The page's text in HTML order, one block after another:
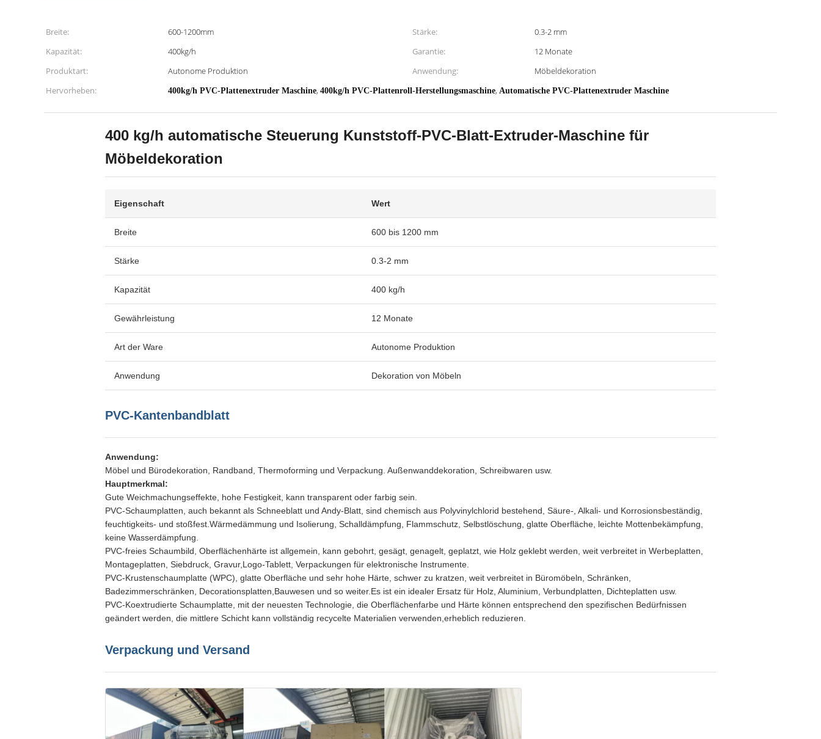
Breite: 600-1200mm Stärke:
0.3-2 mm
Kapazität:
400kg/h Garantie:
12 Monate
Produktart:
Autonome Produktion Anwendung:
Möbeldekoration
Hervorheben:
400kg/h PVC-Plattenextruder Maschine, 400kg/h PVC-Plattenroll-Herstellungsmaschine, Automatische PVC-Plattenextruder Maschine
400 kg/h automatische Steuerung Kunststoff-PVC-Blatt-Extruder-Maschine für
Möbeldekoration
Eigenschaft Wert
Breite 600 bis 1200 mm
Stärke 0.3-2 mm
Kapazität 400 kg/h
Gewährleistung 12 Monate
Art der Ware Autonome Produktion
Anwendung Dekoration von Möbeln
PVC-Kantenbandblatt
Anwendung:
Möbel und Bürodekoration, Randband, Thermoforming und Verpackung. Außenwanddekoration, Schreibwaren usw.
Hauptmerkmal:
Gute Weichmachungseffekte, hohe Festigkeit, kann transparent oder farbig sein.
PVC-Schaumplatten, auch bekannt als Schneeblatt und Andy-Blatt, sind chemisch aus Polyvinylchlorid bestehend, Säure-, Alkali- und Korrosionsbeständig,
feuchtigkeits- und stoßfest.Wärmedämmung und Isolierung, Schalldämpfung, Flammschutz, Selbstlöschung, glatte Oberfläche, leichte Mottenbekämpfung,
keine Wasserdämpfung.
PVC-freies Schaumbild, Oberflächenhärte ist allgemein, kann gebohrt, gesägt, genagelt, geplatzt, wie Holz geklebt werden, weit verbreitet in Werbeplatten,
Montageplatten, Siebdruck, Gravur,Logo-Tablett, Verpackungen für elektronische Instrumente.
PVC-Krustenschaumplatte (WPC), glatte Oberfläche und sehr hohe Härte, schwer zu kratzen, weit verbreitet in Büromöbeln, Schränken,
Badezimmerschränken, Decorationsplatten,Bauwesen und so weiter.Es ist ein idealer Ersatz für Holz, Aluminium, Verbundplatten, Dichteplatten usw.
PVC-Koextrudierte Schaumplatte, mit der neuesten Technologie, die Oberflächenfarbe und Härte können entsprechend den spezifischen Bedürfnissen
geändert werden, die mittlere Schicht kann vollständig recycelte Materialien verwenden,erheblich reduzieren.
Verpackung und Versand